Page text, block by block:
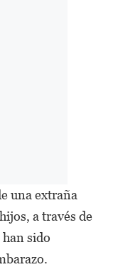
una extraña
a través de
han sido